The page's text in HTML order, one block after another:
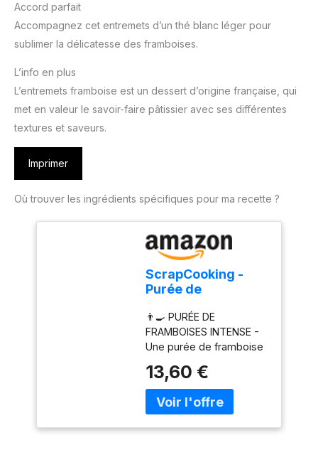
Accord parfait
Accompagnez cet entremets d’un thé blanc léger pour
sublimer la délicatesse des framboises.
L’info en plus
L’entremets framboise est un dessert d’origine française, qui
met en valeur le savoir-faire pâtissier avec ses différentes
textures et saveurs.
Imprimer
Où trouver les ingrédients spécifiques pour ma recette ?
ScrapCooking -
Purée de
Purée de Fruits
pour Pâtisserie -
Macarons,
Mousses, Gelées,
Gâteaux,
Ganaches,
Nappages, Coulis,
Glaces, Smoothies,
👨‍🍳 PURÉE DE
FRAMBOISES INTENSE -
Une purée de framboise
professionnelle pour
donner un goût de fruits
pur et intense à vos
13,60 €